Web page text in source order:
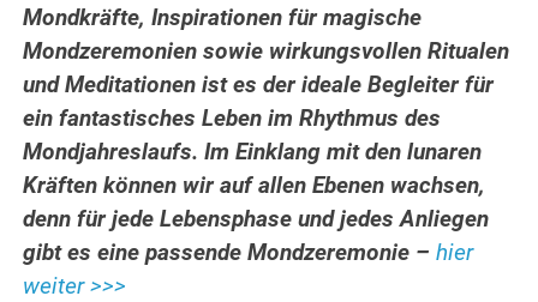
Mondkräfte, Inspirationen für magische
Mondzeremonien sowie wirkungsvollen Ritualen
und Meditationen ist es der ideale Begleiter für
ein fantastisches Leben im Rhythmus des
Mondjahreslaufs. Im Einklang mit den lunaren
Kräften können wir auf allen Ebenen wachsen,
denn für jede Lebensphase und jedes Anliegen
gibt es eine passende Mondzeremonie –hier
weiter >>>